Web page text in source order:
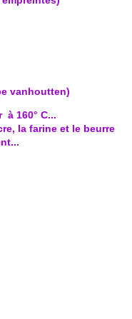
vanhoutten)
160° C...
la farine et le beurre